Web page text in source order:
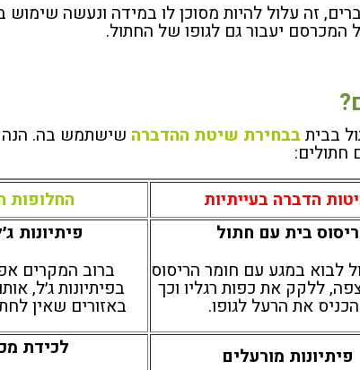
זה עלול להיות מסוכן לו במידה ונעשה שימוש
יעבור גם לגופו של החתול.
בבית בבחירת שיטת ההדברה שישתמש בה. הנה
הדברה בעייתיות החלופות
ריסוס בית עם חתול
לבוא במגע עם חומר הריסוס
ללקק את כפות רגליו וכך
את הרעל לגופו.
פיתיונות
ברוב המקרים
בפיתיונות ג׳ל,
באזורים שאין
פיתיונות מורעלים
לכידת